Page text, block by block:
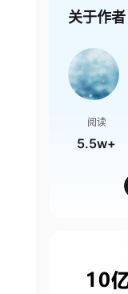
关于作者
阅读
5.5w+